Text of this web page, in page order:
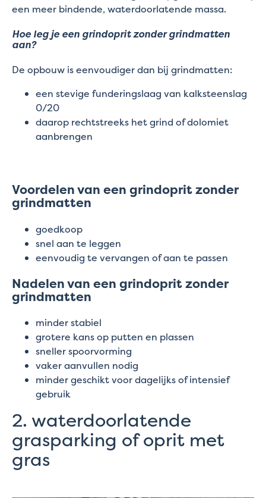
een meer bindende, waterdoorlatende massa.
Hoe leg je een grindoprit zonder grindmatten
aan?
De opbouw is eenvoudiger dan bij grindmatten:
een stevige funderingslaag van kalksteenslag
0/20
daarop rechtstreeks het grind of dolomiet
aanbrengen
Voordelen van een grindoprit zonder
grindmatten
goedkoop
snel aan te leggen
eenvoudig te vervangen of aan te passen
Nadelen van een grindoprit zonder
grindmatten
minder stabiel
grotere kans op putten en plassen
sneller spoorvorming
vaker aanvullen nodig
minder geschikt voor dagelijks of intensief
gebruik
2. waterdoorlatende
grasparking of oprit met
gras